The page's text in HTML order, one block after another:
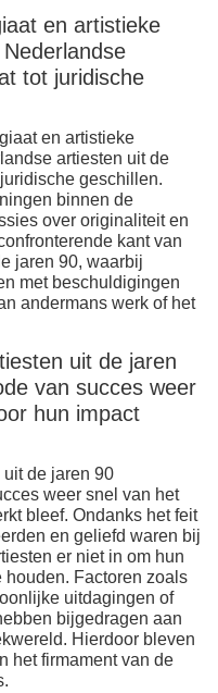
en artistieke
tot juridische
en artistieke
artiesten uit de
geschillen.
binnen de
over originaliteit en
kant van
jaren 90, waarbij
met beschuldigingen
andermans werk of het
uit de jaren
van succes weer
hun impact
de jaren 90
weer snel van het
bleef. Ondanks het feit
en geliefd waren bij
er niet in om hun
Factoren zoals
uitdagingen of
bijgedragen aan
Hierdoor bleven
het firmament van de